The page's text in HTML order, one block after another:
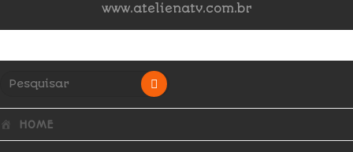
www.atelienatv.com.br
HOME